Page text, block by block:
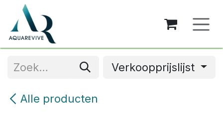
Overslaan naar inhoud
Alle producten
Verkoopprijslijst